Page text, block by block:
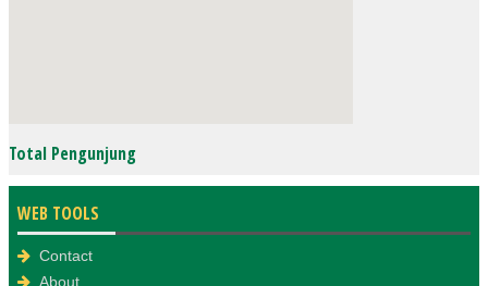
Total Pengunjung
WEB TOOLS
Contact
About